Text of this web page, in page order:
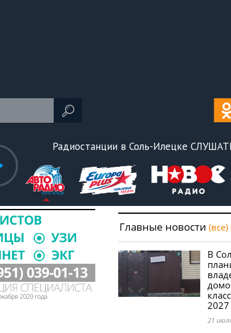
Радиостанции в Соль-Илецке
Главные новости (все)
В
2027
21